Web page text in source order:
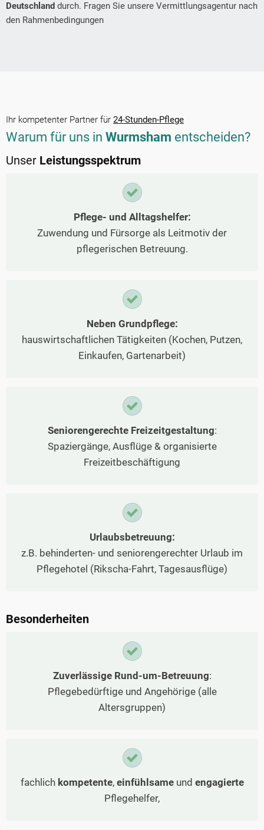
Deutschland durch. Fragen Sie unsere Vermittlungsagentur nach
den Rahmenbedingungen
Ihr kompetenter Partner für 24-Stunden-Pflege
Warum für uns in Wurmsham entscheiden?
Unser Leistungsspektrum
Pflege- und Alltagshelfer:
Zuwendung und Fürsorge als Leitmotiv der
pflegerischen Betreuung.
Neben Grundpflege:
hauswirtschaftlichen Tätigkeiten (Kochen, Putzen,
Einkaufen, Gartenarbeit)
Seniorengerechte Freizeitgestaltung:
Spaziergänge, Ausflüge & organisierte
Freizeitbeschäftigung
Urlaubsbetreuung:
z.B. behinderten- und seniorengerechter Urlaub im
Pflegehotel (Rikscha-Fahrt, Tagesausflüge)
Besonderheiten
Zuverlässige Rund-um-Betreuung:
Pflegebedürftige und Angehörige (alle
Altersgruppen)
fachlich kompetente, einfühlsameund engagierte
Pflegehelfer,